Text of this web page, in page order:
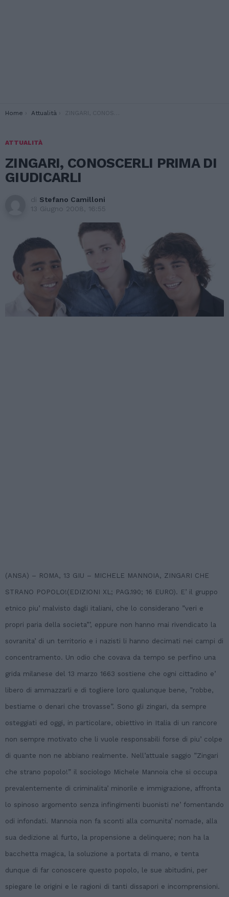
You are here:
Home Attualità ZINGARI, CONOSCERLI PRIMA DI GIUDICARLI
ATTUALITÀ
ZINGARI, CONOSCERLI PRIMA DI
GIUDICARLI
di Stefano Camilloni
13 Giugno 2008, 16:55
(ANSA) – ROMA, 13 GIU – MICHELE MANNOIA, ZINGARI CHE
STRANO POPOLO!(EDIZIONI XL; PAG.190; 16 EURO). E’ il gruppo
etnico piu’ malvisto dagli italiani, che lo considerano ”veri e
propri paria della societa”’, eppure non hanno mai rivendicato la
sovranita’ di un territorio e i nazisti li hanno decimati nei campi di
concentramento. Un odio che covava da tempo se perfino una
grida milanese del 13 marzo 1663 sostiene che ogni cittadino e’
libero di ammazzarli e di togliere loro qualunque bene, ”robbe,
bestiame o denari che trovasse”. Sono gli zingari, da sempre
osteggiati ed oggi, in particolare, obiettivo in Italia di un rancore
non sempre motivato che li vuole responsabili forse di piu’ colpe
di quante non ne abbiano realmente. Nell’attuale saggio ”Zingari
che strano popolo!” il sociologo Michele Mannoia che si occupa
prevalentemente di criminalita’ minorile e immigrazione, affronta
lo spinoso argomento senza infingimenti buonisti ne’ fomentando
odi infondati. Mannoia non fa sconti alla comunita’ nomade, alla
sua dedizione al furto, la propensione a delinquere; non ha la
bacchetta magica, la soluzione a portata di mano, e tenta
dunque di far conoscere questo popolo, le sue abitudini, per
spiegare le origini e le ragioni di tanti dissapori e incomprensioni.